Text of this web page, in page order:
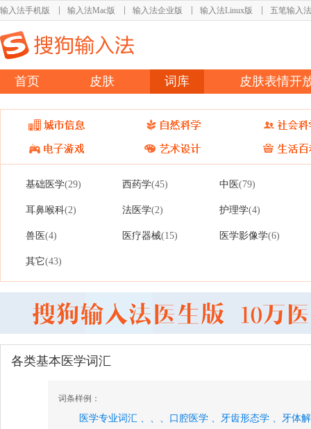
输入法手机版 输入法Mac版 输入法企业版 输入法Linux版 五笔输入法
首页 皮肤 词库 皮肤表情开
基础医学(29) 西药学(45) 中医(79)
耳鼻喉科(2) 法医学(2) 护理学(4)
兽医(4) 医疗器械(15) 医学影像学(6)
其它(43)
各类基本医学词汇
词条样例：
医学专业词汇 、 、 、 口腔医学 、 牙齿形态学 、 牙体